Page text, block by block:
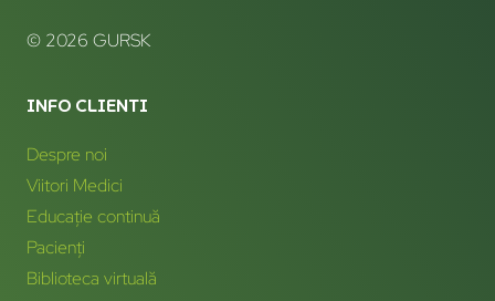
© 2026 GURSK
INFO CLIENTI
Despre noi
Viitori Medici
Educație continuă
Pacienți
Biblioteca virtuală